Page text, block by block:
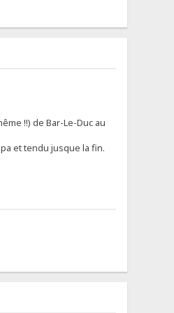
!!) de Bar-Le-Duc au
et tendu jusque la fin.